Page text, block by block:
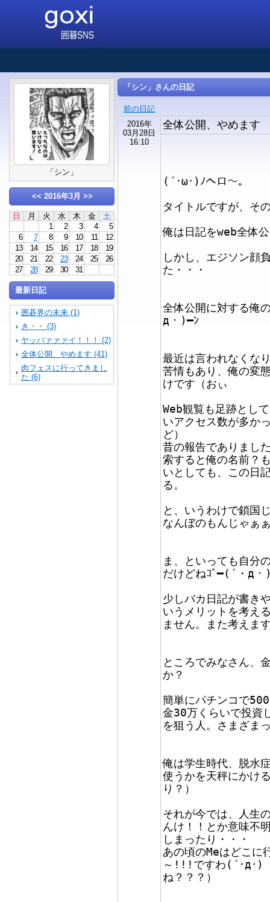
「シン」
<< 2016年3月 >>
日 月 火 水 木 金
土
1
2 3 4
5
6
7 8 9 10 11
12
13
14 15 16 17 18
19
20
21 22 23 24 25
26
27
28 29 30 31
最新日記
囲碁界の未来 (1)
き・・ (3)
ヤッバァァァイ！！！ (2)
全体公開、やめます (41)
肉フェスに行ってきまし
た (6)
「シン」さんの日記
前の日記
2016年
03月28日
16:10
全体公開、やめます
(´･ω･)ﾉヘロ～。
タイトルですが、そ
俺は日記をweb全体
しかし、エジソン顔
た・・・
全体公開に対する俺
д・)━ﾝ
最近は言われなくな
苦情もあり、俺の変
けです（おぃ
Web観覧も足跡とし
いアクセス数が多か
ど）
昔の報告でありまし
索すると俺の名前？
いとしても、この日
る。
と、いうわけで鎖国
なんぼのもんじゃぁ
ま、といっても自分
だけどねｺﾞ━(´・д・
少しバカ日記が書き
いうメリットを考え
ません。また考え
ところでみなさん、
か？
簡単にパチンコで
金30万くらいで投資
を狙う人。さまざま
俺は学生時代、脱水
使うかを天秤にかけ
り？）
それが今では、人生
んけ！！とか意味不
しまったり・・・
あの頃のMeはどこに
～!!!ですわ(´･д･)（
ね？？？）